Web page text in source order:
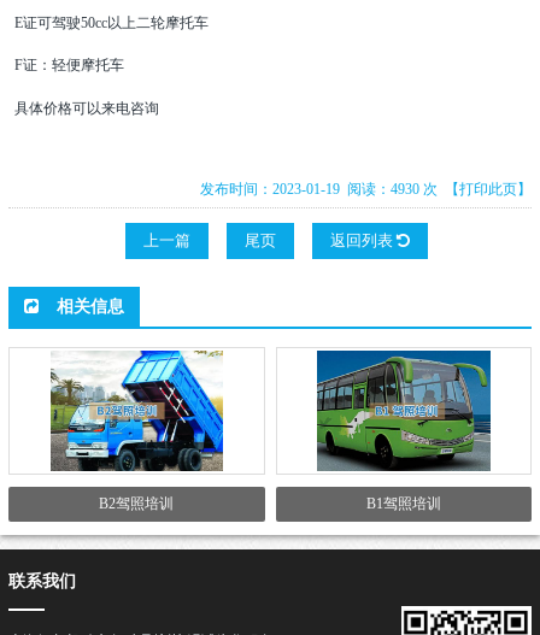
E证可驾驶50cc以上二轮摩托车
F证：轻便摩托车
具体价格可以来电咨询
发布时间：2023-01-19 阅读：4930 次 【打印此页】
上一篇 尾页 返回列表
相关信息
B2驾照培训 B1驾照培训
联系我们